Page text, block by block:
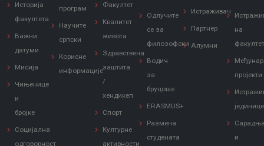
Историја
факултета
Важни
датуми
Мисија
Чињенице
и
бројке
Социјална
одговорност
програм
Научите
српски
Корисне
информације
Факултет
Квалитет
живота
Здравствена
заштита
/
хендикеп
Спорт
Културне
активности
Одлучите
се за
филозофски
Водич
за
бруцоше
ERASMUS+
Размена
студената
Истраживач
Партнер
Алумни
на
пројекти
јединице
и